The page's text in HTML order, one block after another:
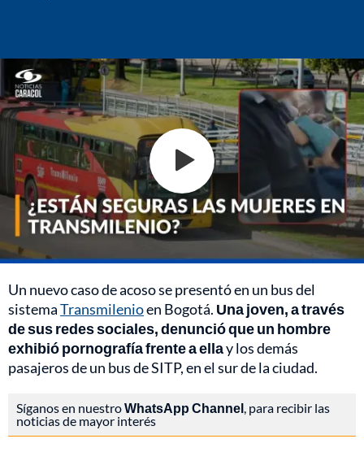
Un nuevo caso de acoso se presentó en un bus del
sistemaTransmilenioen Bogotá. Una joven, a través
de sus redes sociales, denunció que un hombre
exhibió pornografía frente a ellay los demás
pasajeros de un bus de SITP, en el sur de la ciudad.
Síganos en nuestroWhatsApp Channel , para recibir las
noticias de mayor interés